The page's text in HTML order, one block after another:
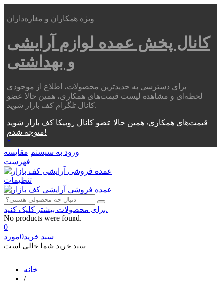
ویژه همکاران و مغازه‌داران
کانال پخش عمده لوازم آرایشی
و بهداشتی
برای دسترسی به جدیدترین محصولات، اطلاع از موجودی
لحظه‌ای و مشاهده لیست قیمت‌های همکاری، همین حالا عضو
کانال تلگرام کف بازار شوید.
قیمت‌های همکاری، همین حالا عضو کانال روبیکا کف بازار شوید
متوجه شدم!
×
ورود به سیستم مقایسه
فهرست
تنظیمات
برای محصولات بیشتر کلیک کنید.
No products were found.
0
سبد خرید0مورد
سبد خرید شما خالی است.
خانه
/